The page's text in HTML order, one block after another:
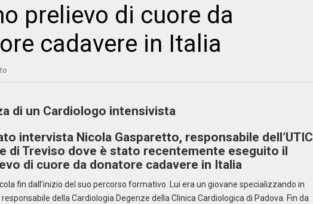
prelievo di cuore da
cadavere in Italia
di un Cardiologo intensivista
intervista Nicola Gasparetto, responsabile dell’UTIC
di Treviso dove è stato recentemente eseguito il
di cuore da donatore cadavere in Italia
fin dall’inizio del suo percorso formativo. Lui era un giovane specializzando in
della Cardiologia Degenze della Clinica Cardiologica di Padova. Fin da